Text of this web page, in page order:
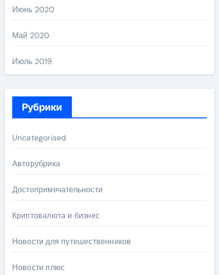
Июнь 2020
Май 2020
Июль 2019
Рубрики
Uncategorised
Авторубрика
Достопримечательности
Криптовалюта и бизнес
Новости для путешественников
Новости плюс